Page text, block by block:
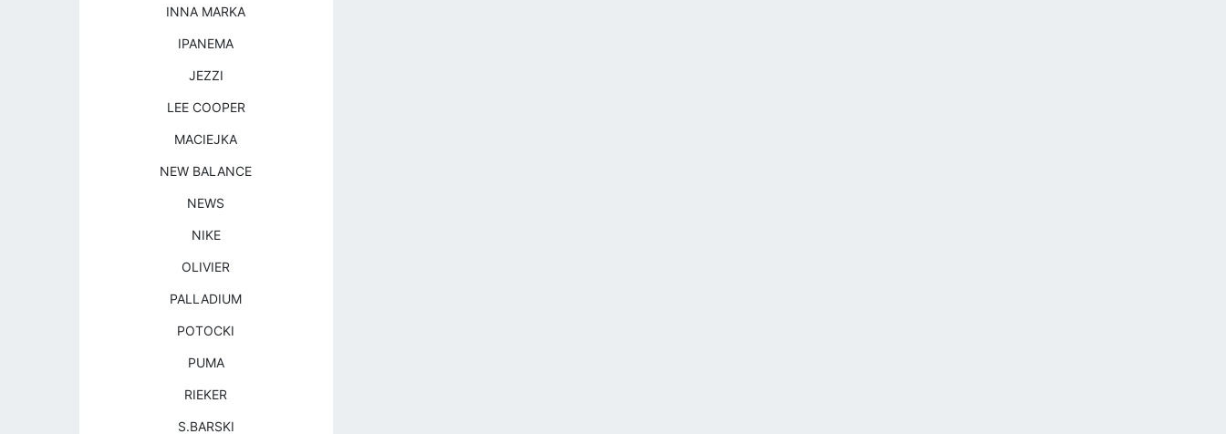
INNA MARKA
IPANEMA
JEZZI
LEE COOPER
MACIEJKA
NEW BALANCE
NEWS
NIKE
OLIVIER
PALLADIUM
POTOCKI
PUMA
RIEKER
S.BARSKI